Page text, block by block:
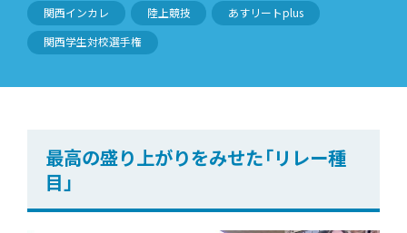
関西インカレ 陸上競技
あすリートplus
関西学生対校選手権
最高の盛り上がりをみせた「リレー種
目」